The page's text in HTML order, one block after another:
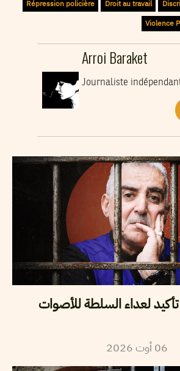
Droit au travail
Répression policière
Violence
Arroi Baraket
Journaliste
لعداء السلطة للأصوات
06 أوت2026